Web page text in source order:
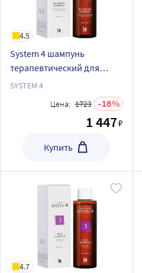
4.5
System 4 шампунь
терапевтический для
сухой кожи головы сухих и
окрашенных волос 250 мл
SYSTEM 4
Цена: 1723 16
1 447₽
Купить
4.7